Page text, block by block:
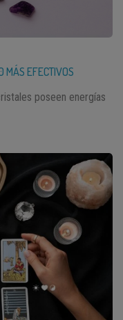
MÁS EFECTIVOS
poseen energías